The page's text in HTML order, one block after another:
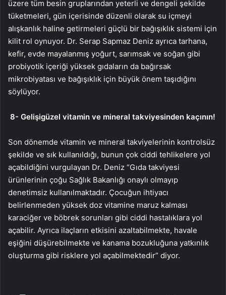
üzere tüm besin gruplarından yeterli ve dengeli şekilde
tüketmeleri, gün içerisinde düzenli olarak su içmeyi
alışkanlık haline getirmeleri güçlü bir bağışıklık sistemi için
kilit rol oynuyor. Dr. Serap Sapmaz Deniz ayrıca tarhana,
kefir, evde mayalanmış yoğurt, sarımsak ve soğan gibi
probiyotik içeriği yüksek gıdaların da bağırsak
mikrobiyatası ve bağışıklık için büyük önem taşıdığını
söylüyor.
8- Gelişigüzel vitamin ve mineral takviyesinden kaçının!
Son dönemde vitamin ve mineral takviyelerinin kontrolsüz
şekilde ve sık kullanıldığı, bunun çok ciddi tehlikelere yol
açabildiğini vurgulayan Dr. Deniz “Gıda takviyesi
ürünlerinin çoğu Sağlık Bakanlığı onaylı olmayıp
denetimsiz kullanılmaktadır. Çocuğun ihtiyacı
belirlenmeden yüksek doz vitamine maruz kalması
karaciğer ve böbrek sorunları gibi ciddi hastalıklara yol
açabilir. Ayrıca ilaçların etkisini azaltabilmekte, havale
eşiğini düşürebilmekte ve kanama bozukluğuna yatkınlık
oluşturma gibi risklere yol açabilmektedir” diyor.